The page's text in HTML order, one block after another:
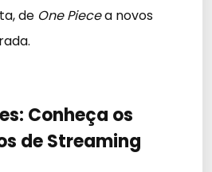
de One Piecea novos
Conheça os
de Streaming